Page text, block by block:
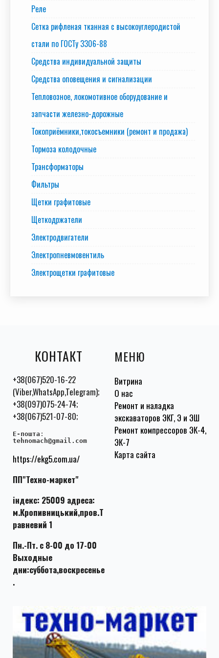
Реле
Сетка рифленая тканная с высокоуглеродистой
стали по ГОСТу 3306-88
Средства индивидуальной защиты
Средства оповещения и сигнализации
Тепловозное, локомотивное оборудование и
запчасти железно-дорожные
Токоприёмники,токосъемники (ремонт и продажа)
Тормоза колодочные
Трансформаторы
Фильтры
Щетки графитовые
Щеткодржатели
Электродвигатели
Электропневмовентиль
Электрощетки графитовые
КОНТАКТ
+38(067)520-16-22
(Viber,WhatsApp,Telegram);
+38(097)075-24-74;
+38(067)521-07-80;
E-пошта :
tehnomach@gmail.com
https://ekg5.com.ua/
ПП"Техно-маркет"
індекс: 25009 адреса:
м.Кропивницький,пров.Т
равневий 1
Пн.-Пт. с 8-00 до 17-00
Выходные
дни:суббота,воскресенье
.
МЕНЮ
Витрина
О нас
Ремонт и наладка
экскаваторов ЭКГ, Э и ЭШ
Ремонт компрессоров ЭК-4,
ЭК-7
Карта сайта